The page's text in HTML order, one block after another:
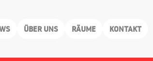
ÜBER UNS RÄUME KONTAKT